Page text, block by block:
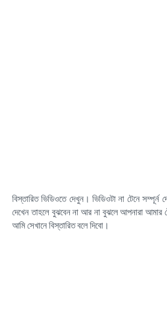
বিস্তারিত ভিডিওতে দেখুন। ভিডিওটা না টেনে সম্পূর্ন
দেখেন তাহলে বুঝবেন না আর না বুঝলে আপনারা আমার
আমি সেখানে বিস্তারিত বলে দিবো।